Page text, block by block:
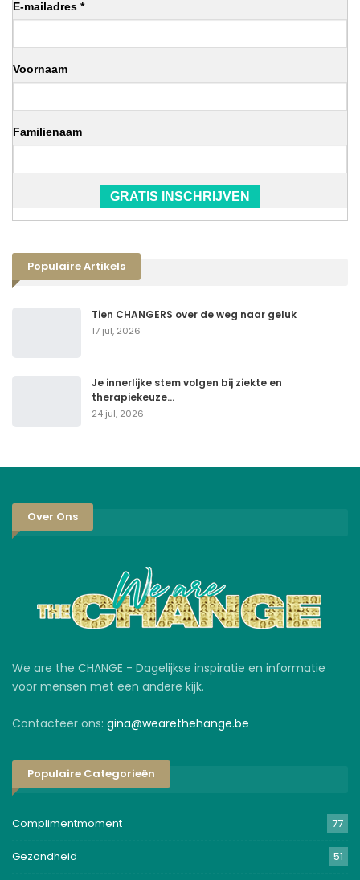
E-mailadres *
Voornaam
Familienaam
GRATIS INSCHRIJVEN
Populaire Artikels
Tien CHANGERS over de weg naar geluk
17 jul, 2026
Je innerlijke stem volgen bij ziekte en
therapiekeuze…
24 jul, 2026
Over Ons
We are the CHANGE - Dagelijkse inspiratie en informatie
voor mensen met een andere kijk.
Contacteer ons: gina@wearethehange.be
Populaire Categorieën
Complimentmoment 77
Gezondheid 51